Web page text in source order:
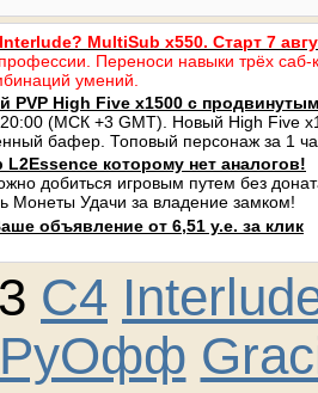
MultiSub x550. Старт 7
Переноси навыки трёх саб-
умений.
PVP High Five x1500 с
(МСК +3 GMT). Новый High Five
бафер. Топовый персонаж за 1
которому нет аналогов!
добиться игровым путем без
Монеты Удачи за владение замком!
объявление от 6,51 у.е. за клик
C4
РуОфф